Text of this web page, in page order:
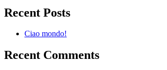
Recent Posts
Ciao mondo!
Recent Comments